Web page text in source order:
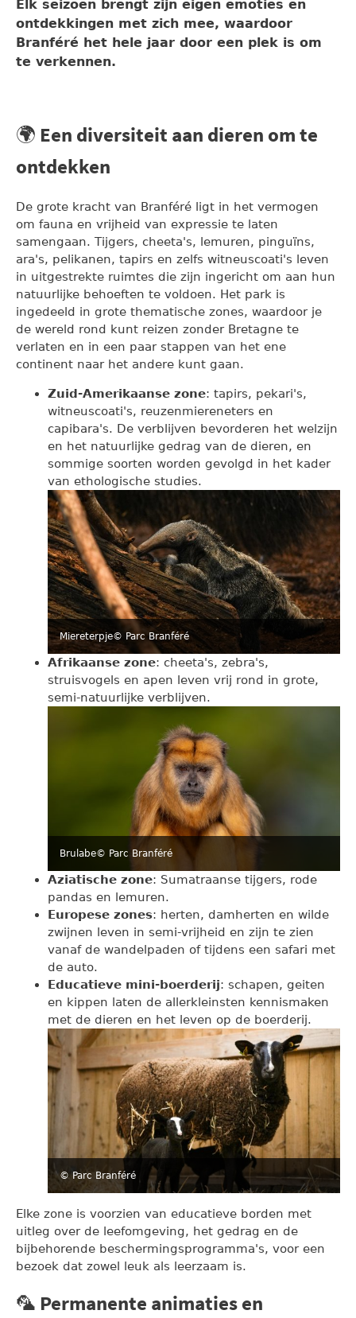
Elk seizoen brengt zijn eigen emoties en
ontdekkingen met zich mee, waardoor
Branféré het hele jaar door een plek is om
te verkennen.
🌍 Een diversiteit aan dieren om te
ontdekken
De grote kracht van Branféré ligt in het vermogen
om fauna en vrijheid van expressie te laten
samengaan. Tijgers, cheeta's, lemuren, pinguïns,
ara's, pelikanen, tapirs en zelfs witneuscoati's leven
in uitgestrekte ruimtes die zijn ingericht om aan hun
natuurlijke behoeften te voldoen. Het park is
ingedeeld in grote thematische zones, waardoor je
de wereld rond kunt reizen zonder Bretagne te
verlaten en in een paar stappen van het ene
continent naar het andere kunt gaan.
Zuid-Amerikaanse zone: tapirs, pekari's,
witneuscoati's, reuzenmiereneters en
capibara's. De verblijven bevorderen het welzijn
en het natuurlijke gedrag van de dieren, en
sommige soorten worden gevolgd in het kader
van ethologische studies.
Miereterpje© Parc Branféré
Afrikaanse zone: cheeta's, zebra's,
struisvogels en apen leven vrij rond in grote,
semi-natuurlijke verblijven.
Brulabe© Parc Branféré
Aziatische zone: Sumatraanse tijgers, rode
pandas en lemuren.
Europese zones: herten, damherten en wilde
zwijnen leven in semi-vrijheid en zijn te zien
vanaf de wandelpaden of tijdens een safari met
de auto.
Educatieve mini-boerderij: schapen, geiten
en kippen laten de allerkleinsten kennismaken
met de dieren en het leven op de boerderij.
© Parc Branféré
Elke zone is voorzien van educatieve borden met
uitleg over de leefomgeving, het gedrag en de
bijbehorende beschermingsprogramma's, voor een
bezoek dat zowel leuk als leerzaam is.
🦜 Permanente animaties en